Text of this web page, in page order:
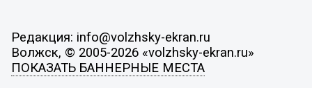
Редакция: info@volzhsky-ekran.ru
Волжск, © 2005-2026 «volzhsky-ekran.ru»
ПОКАЗАТЬ БАННЕРНЫЕ МЕСТА